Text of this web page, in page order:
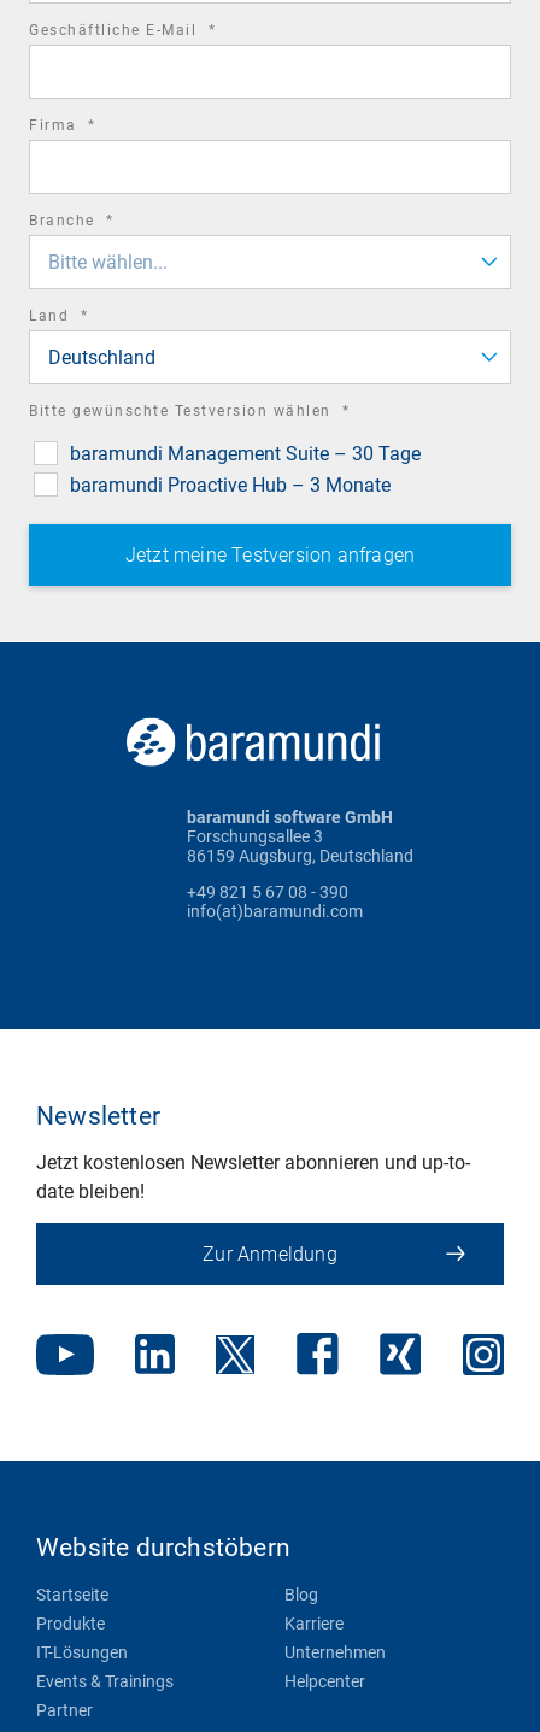
Geschäftliche E-Mail *
Firma *
Branche *
Bitte wählen...
Land *
Deutschland
Bitte gewünschte Testversion wählen *
baramundi Management Suite – 30 Tage
baramundi Proactive Hub – 3 Monate
baramundi software GmbH
Forschungsallee 3
86159 Augsburg, Deutschland
+49 821 5 67 08 - 390
info(at)baramundi.com
Newsletter
Jetzt kostenlosen Newsletter abonnieren und up-to-
date bleiben!
Zur Anmeldung
Website durchstöbern
Startseite
Produkte
IT-Lösungen
Events & Trainings
Partner
Blog
Karriere
Unternehmen
Helpcenter